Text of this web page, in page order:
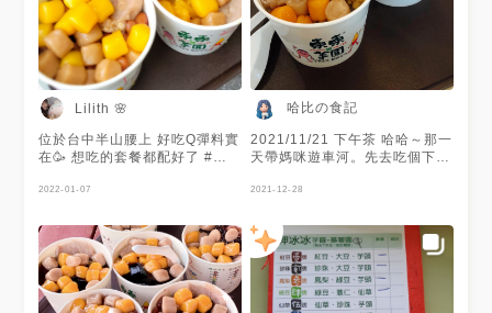
Lilith 🌸
位於台中半山腰上 好吃Q彈料實
在🥳 想吃的套餐都配好了 #附
有明倫蛋餅能一起品嚐 缺點是
要自己找位置 🥲
2022-01-07
哈比の食記
2021/11/21 下午茶 哈哈～那一
天帶媽咪遊車河。先去吃個下午
～而且多久沒去了，對面什麼時
草伍號，我們吃鳳梨三號！
2021-12-28